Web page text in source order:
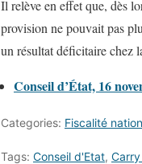
Il relève en effet que, dès
provision ne pouvait pas
un résultat déficitaire chez
Conseil d’État, 16
Categories: Fiscalité
Tags: Conseil d'Etat,